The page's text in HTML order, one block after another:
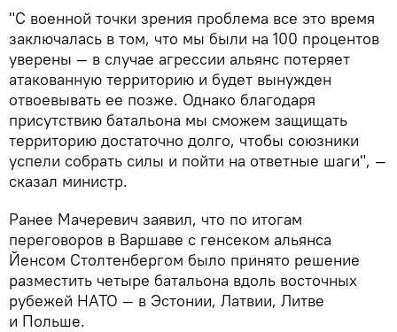
"С военной точки зрения проблема все это время
заключалась в том, что мы были на 100 процентов
уверены — в случае агрессии альянс потеряет
атакованную территорию и будет вынужден
отвоевывать ее позже. Однако благодаря
присутствию батальона мы сможем защищать
территорию достаточно долго, чтобы союзники
успели собрать силы и пойти на ответные шаги", —
сказал министр.
Ранее Мачеревич заявил, что по итогам
переговоров в Варшаве с генсеком альянса
Йенсом Столтенбергом было принято решение
разместить четыре батальона вдоль восточных
рубежей НАТО — в Эстонии, Латвии, Литве
и Польше.